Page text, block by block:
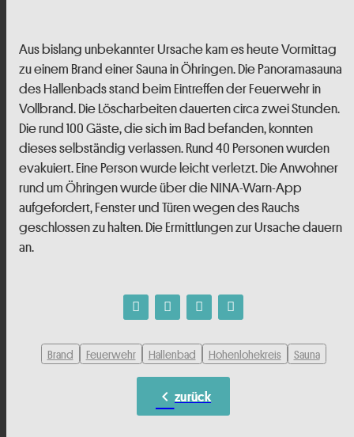
Aus bislang unbekannter Ursache kam es heute Vormittag
zu einem Brand einer Sauna in Öhringen. Die Panoramasauna
des Hallenbads stand beim Eintreffen der Feuerwehr in
Vollbrand. Die Löscharbeiten dauerten circa zwei Stunden.
Die rund 100 Gäste, die sich im Bad befanden, konnten
dieses selbständig verlassen. Rund 40 Personen wurden
evakuiert. Eine Person wurde leicht verletzt. Die Anwohner
rund um Öhringen wurde über die NINA-Warn-App
aufgefordert, Fenster und Türen wegen des Rauchs
geschlossen zu halten. Die Ermittlungen zur Ursache dauern
an.
Brand Feuerwehr Hallenbad Hohenlohekreis Sauna
chevron_left zurück